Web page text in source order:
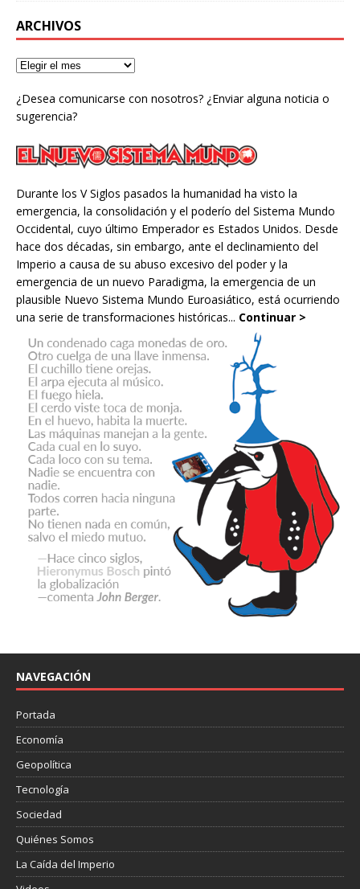
ARCHIVOS
¿Desea comunicarse con nosotros? ¿Enviar alguna noticia o
sugerencia?
Durante los V Siglos pasados la humanidad ha visto la
emergencia, la consolidación y el poderío del Sistema Mundo
Occidental, cuyo último Emperador es Estados Unidos. Desde
hace dos décadas, sin embargo, ante el declinamiento del
Imperio a causa de su abuso excesivo del poder y la
emergencia de un nuevo Paradigma, la emergencia de un
plausible Nuevo Sistema Mundo Euroasiático, está ocurriendo
una serie de transformaciones históricas... Continuar >
NAVEGACIÓN
Portada
Economía
Geopolítica
Tecnología
Sociedad
Quiénes Somos
La Caída del Imperio